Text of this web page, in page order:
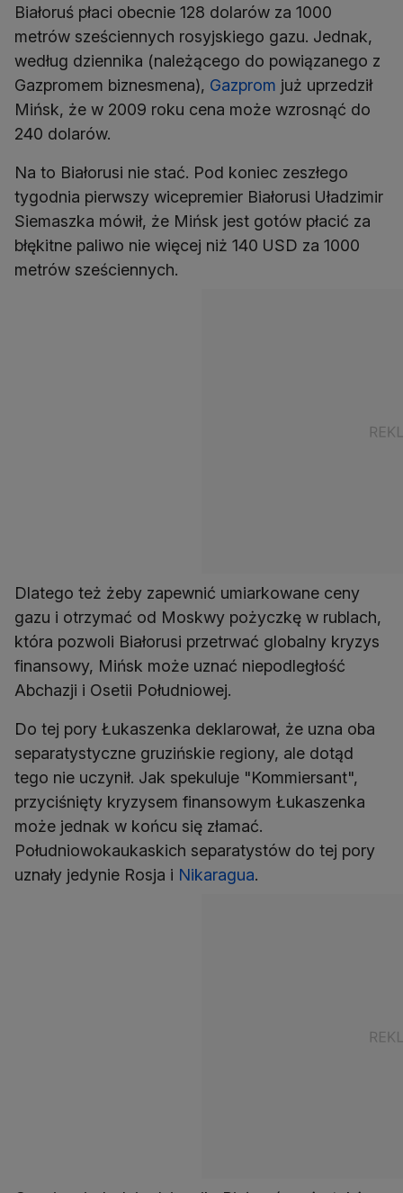
Białoruś płaci obecnie 128 dolarów za 1000
metrów sześciennych rosyjskiego gazu. Jednak,
według dziennika (należącego do powiązanego z
Gazpromem biznesmena), Gazprom już uprzedził
Mińsk, że w 2009 roku cena może wzrosnąć do
240 dolarów.
Na to Białorusi nie stać. Pod koniec zeszłego
tygodnia pierwszy wicepremier Białorusi Uładzimir
Siemaszka mówił, że Mińsk jest gotów płacić za
błękitne paliwo nie więcej niż 140 USD za 1000
metrów sześciennych.
Dlatego też żeby zapewnić umiarkowane ceny
gazu i otrzymać od Moskwy pożyczkę w rublach,
która pozwoli Białorusi przetrwać globalny kryzys
finansowy, Mińsk może uznać niepodległość
Abchazji i Osetii Południowej.
Do tej pory Łukaszenka deklarował, że uzna oba
separatystyczne gruzińskie regiony, ale dotąd
tego nie uczynił. Jak spekuluje "Kommiersant",
przyciśnięty kryzysem finansowym Łukaszenka
może jednak w końcu się złamać.
Południowokaukaskich separatystów do tej pory
uznały jedynie Rosja i Nikaragua.